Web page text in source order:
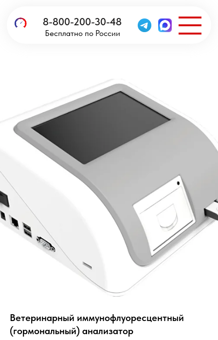
Бесплатно по России
Ветеринарный иммунофлуоресцентный
(гормональный) анализатор